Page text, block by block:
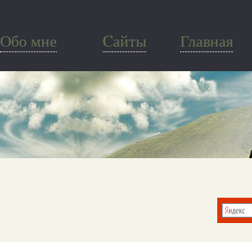
Обо мне Cайты Главная